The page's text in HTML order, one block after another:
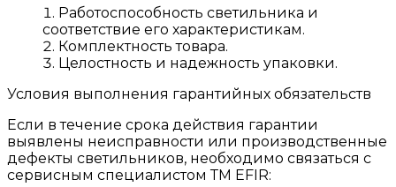
Работоспособность светильника и
соответствие его характеристикам.
Комплектность товара.
Целостность и надежность упаковки.
Условия выполнения гарантийных обязательств
Если в течение срока действия гарантии
выявлены неисправности или производственные
дефекты светильников, необходимо связаться с
сервисным специалистом ТМ EFIR: